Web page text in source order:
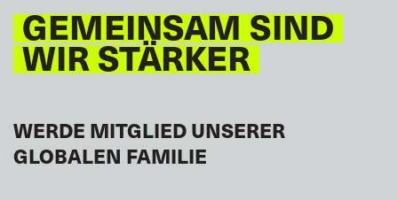
GEMEINSAM SIND
WIR STÄRKER
WERDE MITGLIED UNSERER
GLOBALEN FAMILIE